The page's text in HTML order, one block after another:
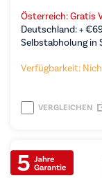
Österreich: Gratis
Deutschland: +€
Selbstabholung in
Verfügbarkeit:
VERGLEICHEN